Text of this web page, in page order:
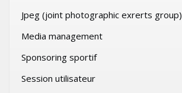
Jpeg (joint photographic exrerts group)
Media management
Sponsoring sportif
Session utilisateur